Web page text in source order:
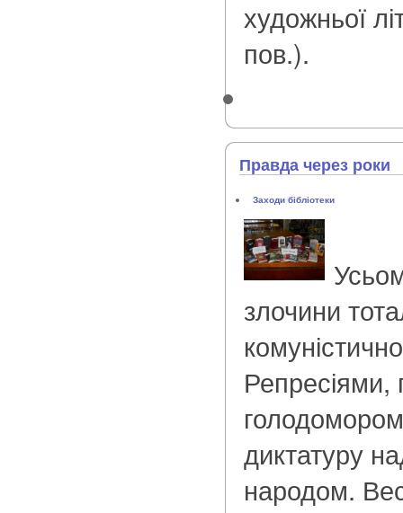
художньої
пов.).
Правда через роки
Заходи бібліотеки
злочини
диктатуру
народом.